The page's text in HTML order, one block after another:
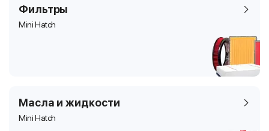
Фильтры
Mini Hatch
Масла и жидкости
Mini Hatch